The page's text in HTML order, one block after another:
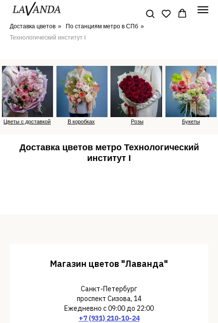
Доставка цветов » По станциям метро в СПб »
Технологический институт I
В коробках Букеты
Розы
Цветы с доставкой
Доставка цветов метро Технологический
институт I
Магазин цветов "Лаванда"
Санкт-Петербург
проспект Сизова, 14
Ежедневно с 09:00 до 22:00
+7 (931) 210-10-24